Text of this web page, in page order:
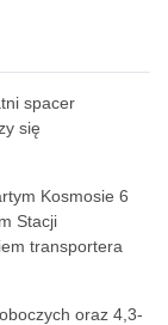
spacer
się
Kosmosie 6
Stacji
transportera
oraz 4,3-